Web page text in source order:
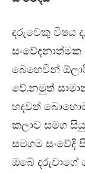
දරුවෙකු විෂය
බෙහෙවින්
වේ.නමුත්
හදවත් බොහොම
කලාව සමග
සමගම සංවේදි
ඔබේ